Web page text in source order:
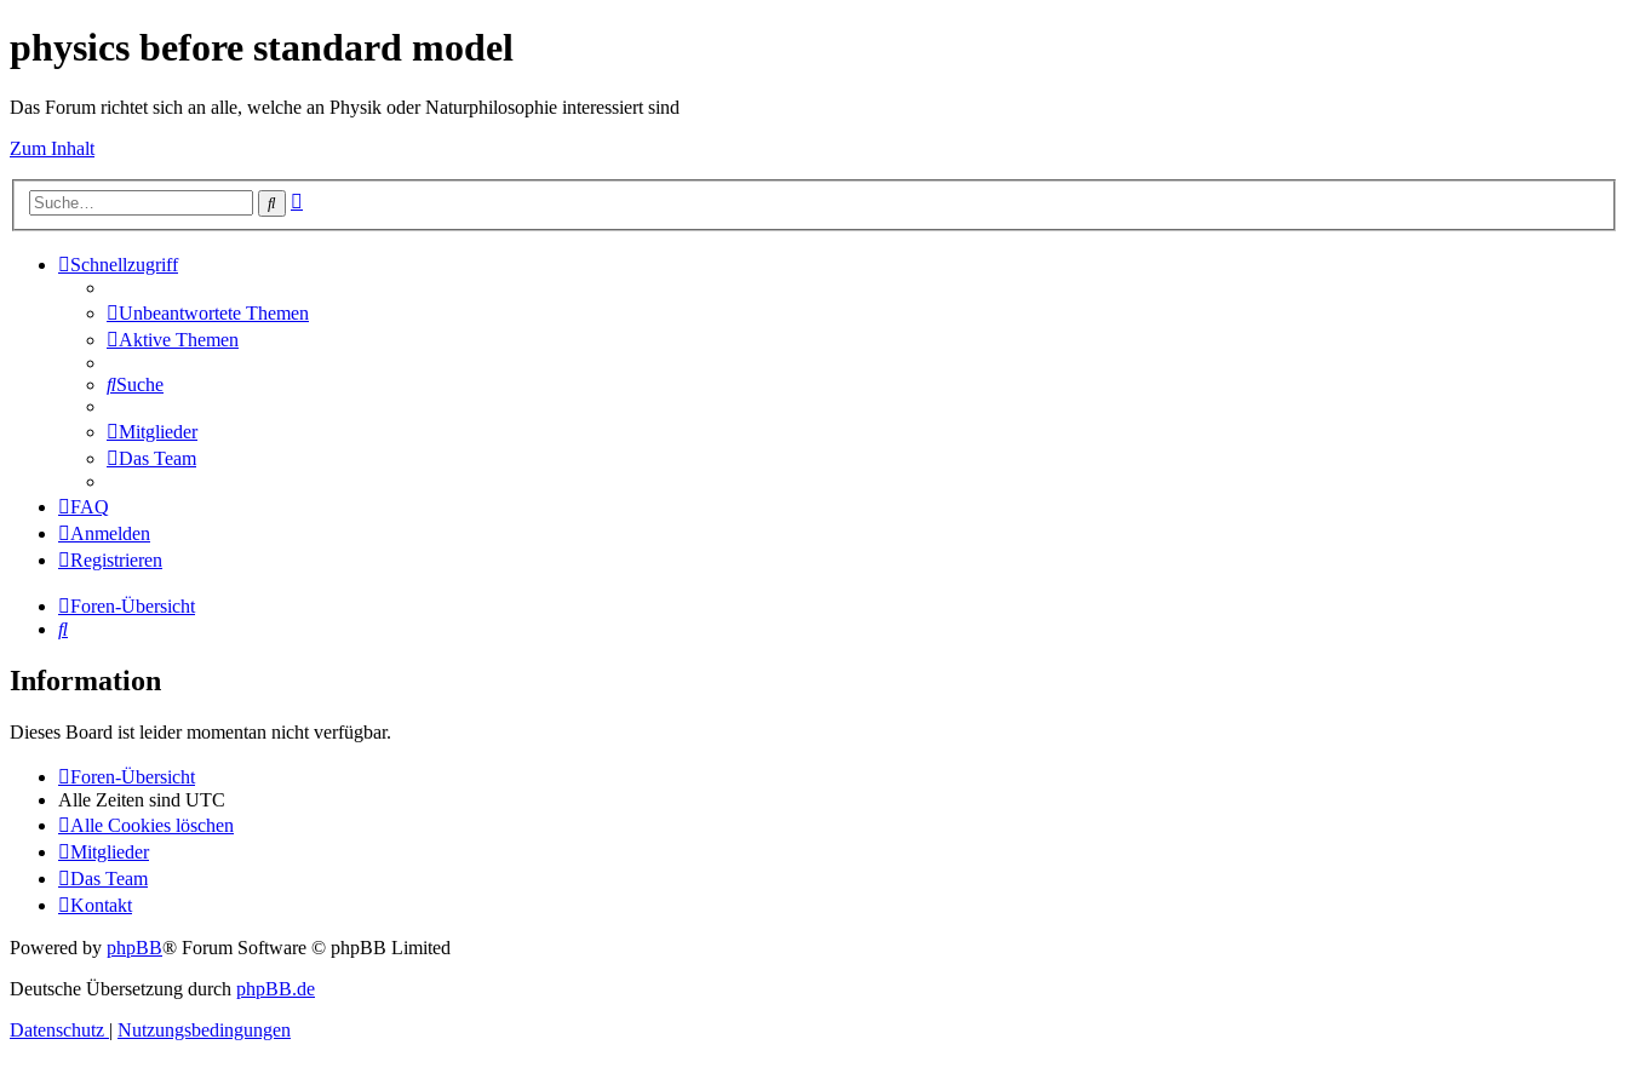
physics before standard model
Das Forum richtet sich an alle, welche an Physik oder Naturphilosophie interessiert sind
Zum Inhalt
Suche
Schnellzugriff
Unbeantwortete Themen
Aktive Themen
Suche
Mitglieder
Das Team
FAQ
Anmelden
Registrieren
Foren-Übersicht
Suche
Information
Dieses Board ist leider momentan nicht verfügbar.
Foren-Übersicht
Alle Zeiten sind UTC
Alle Cookies löschen
Mitglieder
Das Team
Kontakt
Powered by phpBB® Forum Software © phpBB Limited
Deutsche Übersetzung durch phpBB.de
Datenschutz | Nutzungsbedingungen